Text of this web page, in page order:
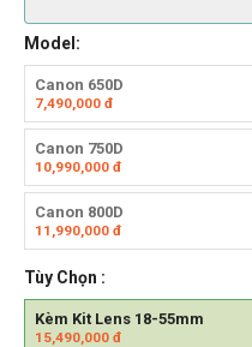
Model:
Canon 650D
7,490,000 đ
Canon 750D
10,990,000 đ
Canon 800D
11,990,000 đ
Tùy Chọn :
Kèm Kit Lens 18-55mm
15,490,000 đ